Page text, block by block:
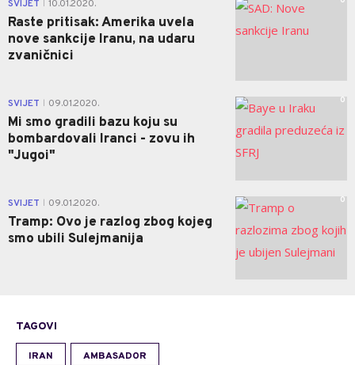
SVIJET 10.01.2020.
Raste pritisak: Amerika uvela
nove sankcije Iranu, na udaru
zvaničnici
SVIJET 09.01.2020.
Mi smo gradili bazu koju su
bombardovali Iranci - zovu ih
"Jugoi"
0
SVIJET 09.01.2020.
Tramp: Ovo je razlog zbog kojeg
smo ubili Sulejmanija
0
TAGOVI
IRAN AMBASADOR